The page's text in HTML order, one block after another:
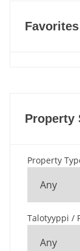
Property
Property
Talotyyppi /